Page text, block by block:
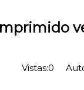
Vistas:0